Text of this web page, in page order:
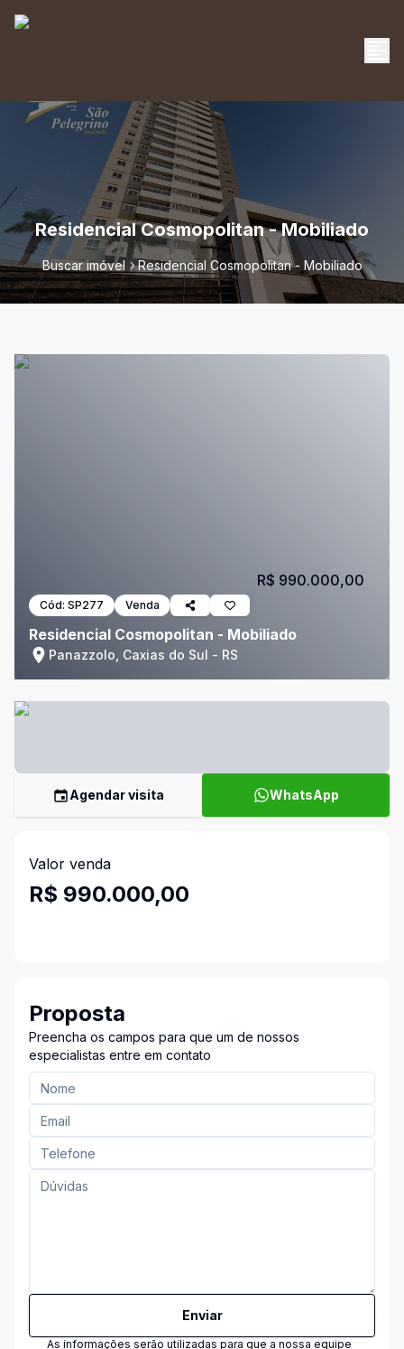
Residencial Cosmopolitan - Mobiliado
Buscar imóvel Residencial Cosmopolitan - Mobiliado
Cód: SP277 Venda
Residencial Cosmopolitan - Mobiliado
Panazzolo, Caxias do Sul - RS
R$ 990.000,00
Agendar visita WhatsApp
Valor venda
R$ 990.000,00
Proposta
Preencha os campos para que um de nossos
especialistas entre em contato
Enviar
As informações serão utilizadas para que a nossa equipe